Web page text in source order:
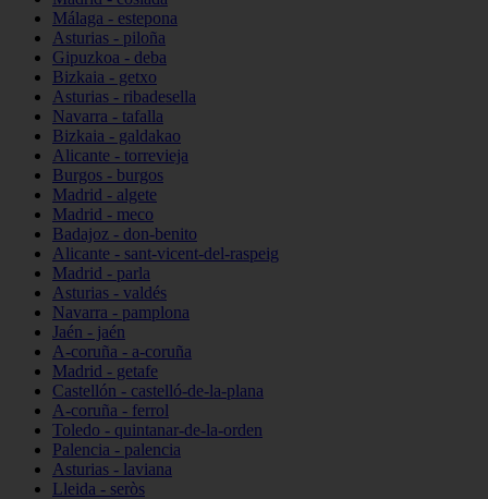
Málaga - estepona
Asturias - piloña
Gipuzkoa - deba
Bizkaia - getxo
Asturias - ribadesella
Navarra - tafalla
Bizkaia - galdakao
Alicante - torrevieja
Burgos - burgos
Madrid - algete
Madrid - meco
Badajoz - don-benito
Alicante - sant-vicent-del-raspeig
Madrid - parla
Asturias - valdés
Navarra - pamplona
Jaén - jaén
A-coruña - a-coruña
Madrid - getafe
Castellón - castelló-de-la-plana
A-coruña - ferrol
Toledo - quintanar-de-la-orden
Palencia - palencia
Asturias - laviana
Lleida - seròs